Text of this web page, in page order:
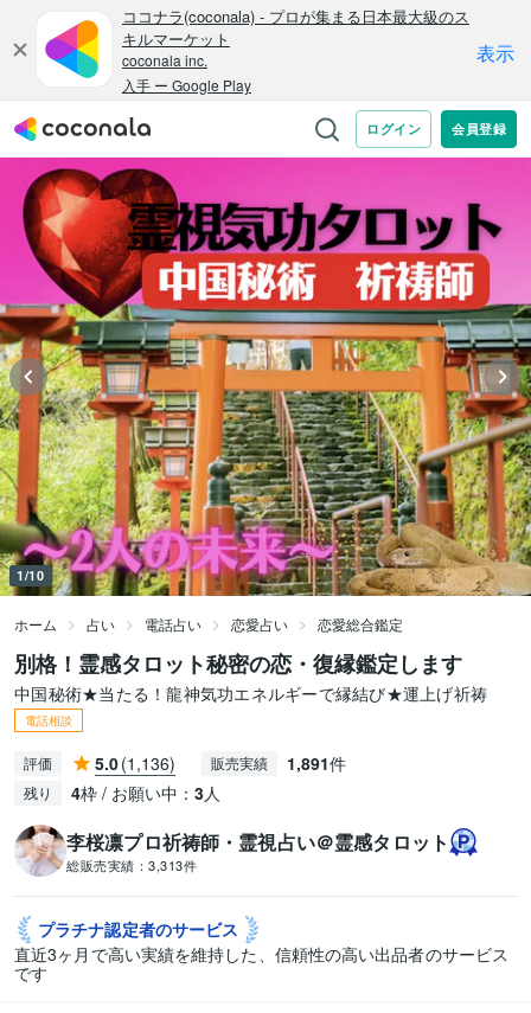
1/10
ホーム 占い 電話占い 恋愛占い 恋愛総合鑑定
別格！霊感タロット秘密の恋・復縁鑑定します
中国秘術★当たる！龍神気功エネルギーで縁結び★運上げ祈祷
電話相談
評価 5.0(1,136) 販売実績 1,891件
残り 4枠 / お願い中： 3人
李桜凛プロ祈祷師・霊視占い＠霊感タロット
総販売実績： 3,313件
プラチナ認定者のサービス
直近3ヶ月で高い実績を維持した、信頼性の高い出品者のサービス
です